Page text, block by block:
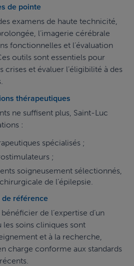
de pointe
examens de haute technicité,
l’imagerie cérébrale
fonctionnelles et l’évaluation
outils sont essentiels pour
crises et évaluer l’éligibilité à des
thérapeutiques
ne suffisent plus, Saint-Luc
:
spécialisés ;
;
soigneusement sélectionnés,
de l’épilepsie.
référence
de l’expertise d’un
soins cliniques sont
et à la recherche,
charge conforme aux standards